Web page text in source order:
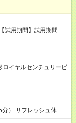
与は本採用時と同じで
ロイヤルセンチュリービ
） リフレッシュ休憩